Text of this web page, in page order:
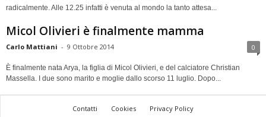
radicalmente. Alle 12.25 infatti è venuta al mondo la tanto attesa...
Micol Olivieri è finalmente mamma
Carlo Mattiani - 9 Ottobre 2014 0
È finalmente nata Arya, la figlia di Micol Olivieri, e del calciatore Christian
Massella. I due sono marito e moglie dallo scorso 11 luglio. Dopo...
Contatti Cookies
Privacy Policy